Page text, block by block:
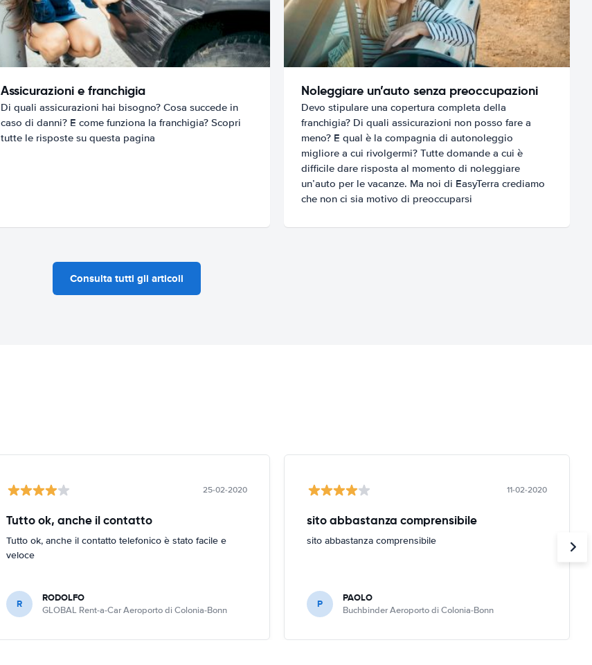
Assicurazioni e franchigia
Di quali assicurazioni hai bisogno? Cosa succede in
caso di danni? E come funziona la franchigia? Scopri
tutte le risposte su questa pagina
Noleggiare un’auto senza preoccupazioni
Devo stipulare una copertura completa della
franchigia? Di quali assicurazioni non posso fare a
meno? E qual è la compagnia di autonoleggio
migliore a cui rivolgermi? Tutte domande a cui è
difficile dare risposta al momento di noleggiare
un’auto per le vacanze. Ma noi di EasyTerra crediamo
che non ci sia motivo di preoccuparsi
Consulta tutti gli articoli
25-02-2020
Tutto ok, anche il contatto
Tutto ok, anche il contatto telefonico è stato facile e
veloce
R RODOLFO
GLOBAL Rent-a-Car Aeroporto di Colonia-Bonn
11-02-2020
sito abbastanza comprensibile
sito abbastanza comprensibile
P PAOLO
Buchbinder Aeroporto di Colonia-Bonn